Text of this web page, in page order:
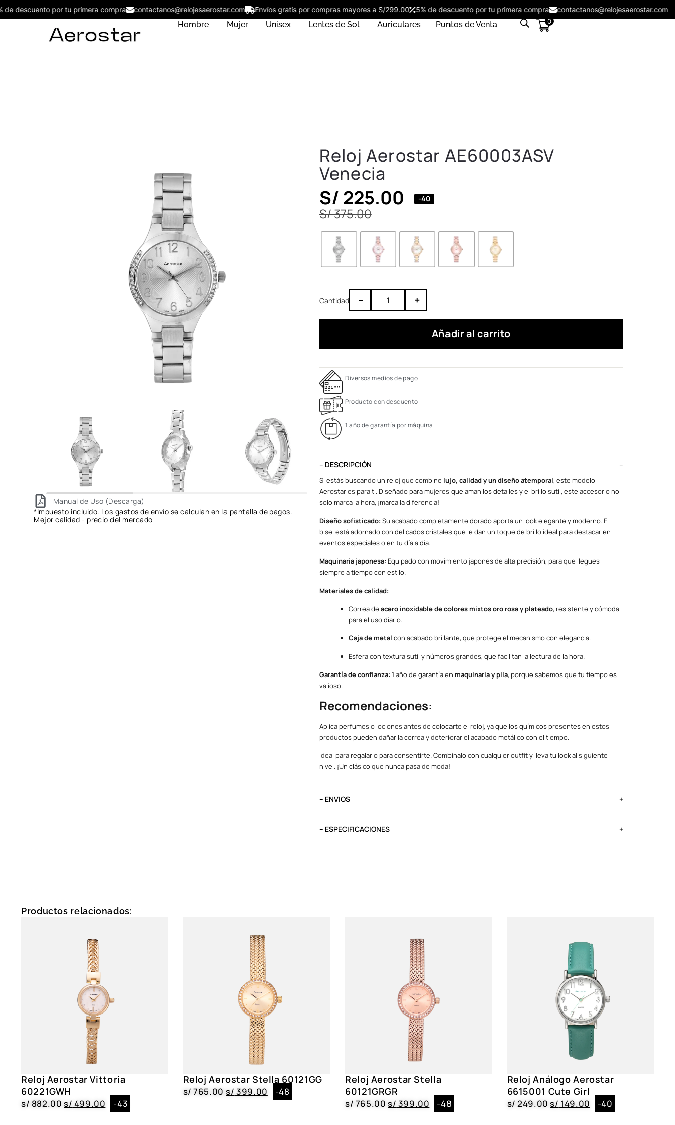
5% de descuento por tu primera compra contactanos@relojesaerostar.com Envíos gratis por compras mayores a S/299.00 5% de descuento por tu primera compra
Hombre Mujer Unisex Lentes de Sol Auriculares Puntos de Venta 0
Manual de Uso (Descarga)
*Impuesto incluido. Los gastos de envío se calculan en la pantalla de pagos.
Mejor calidad - precio del mercado
Reloj Aerostar AE60003ASV
Venecia
S/375.00
S/ 225.00 -40
– +
Añadir al carrito
Diversos medios de pago
Producto con descuento
1 año de garantía por máquina
– DESCRIPCIÓN
Si estás buscando un reloj que combine lujo, calidad y un diseño atemporal, este modelo
Aerostar es para ti. Diseñado para mujeres que aman los detalles y el brillo sutil, este accesorio no
solo marca la hora, ¡marca la diferencia!
Diseño sofisticado: Su acabado completamente dorado aporta un look elegante y moderno. El
bisel está adornado con delicados cristales que le dan un toque de brillo ideal para destacar en
eventos especiales o en tu día a día.
Maquinaria japonesa: Equipado con movimiento japonés de alta precisión, para que llegues
siempre a tiempo con estilo.
Materiales de calidad:
Correa de acero inoxidable de colores mixtos oro rosa y plateado, resistente y cómoda
para el uso diario.
Caja de metal con acabado brillante, que protege el mecanismo con elegancia.
Esfera con textura sutil y números grandes, que facilitan la lectura de la hora.
Garantía de confianza: 1 año de garantía en maquinaria y pila, porque sabemos que tu tiempo es
valioso.
Recomendaciones:
Aplica perfumes o lociones antes de colocarte el reloj, ya que los químicos presentes en estos
productos pueden dañar la correa y deteriorar el acabado metálico con el tiempo.
Ideal para regalar o para consentirte. Combínalo con cualquier outfit y lleva tu look al siguiente
nivel. ¡Un clásico que nunca pasa de moda!
– ENVIOS
destino.
– ESPECIFICACIONES
Metal|Circular|3.4 cm
Maquinaria Japonesa|Dar la hora
No
3 ATM
Dama
Productos relacionados:
Reloj Aerostar Vittoria
60221GWH
s/882.00s/ 499.00 -43
Reloj Aerostar Stella 60121GG
s/765.00s/ 399.00 -48
Reloj Aerostar Stella
60121GRGR
s/765.00s/ 399.00 -48
Reloj Análogo Aerostar
6615001 Cute Girl
s/249.00s/ 149.00 -40